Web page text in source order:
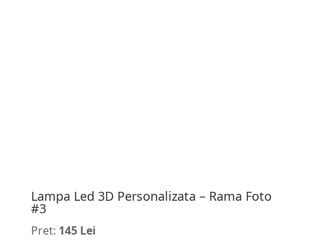
Lampa Led 3D Personalizata – Rama Foto
#3
Pret: 145 Lei